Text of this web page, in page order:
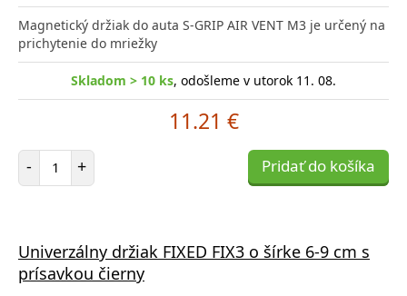
Magnetický držiak do auta S-GRIP AIR VENT M3 je určený na
prichytenie do mriežky
Skladom > 10 ks, odošleme v utorok 11. 08.
11.21 €
- Počet položiek
+ Pridať do košíka
Univerzálny držiak FIXED FIX3 o šírke 6-9 cm s
prísavkou čierny